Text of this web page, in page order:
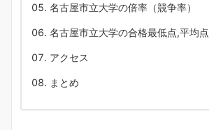
名古屋市立大学の倍率（競争率）
名古屋市立大学の合格最低点,平均点
アクセス
まとめ